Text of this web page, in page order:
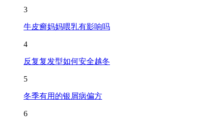
3
牛皮癣妈妈喂乳有影响吗
4
反复复发型如何安全越冬
5
冬季有用的银屑病偏方
6